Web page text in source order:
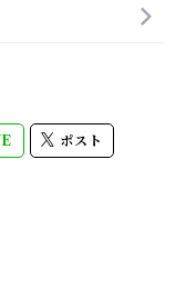
ポスト